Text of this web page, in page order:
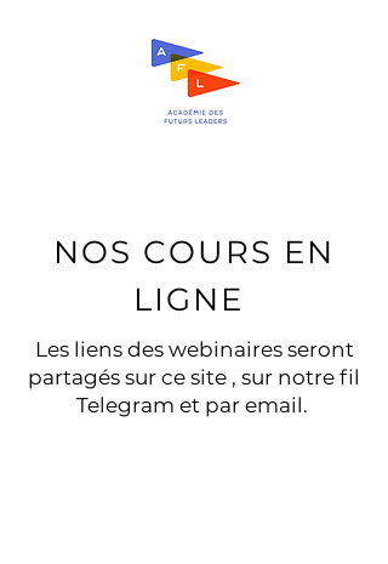
NOS COURS EN
LIGNE
Les liens des webinaires seront
partagés sur ce site , sur notre fil
Telegram et par email.